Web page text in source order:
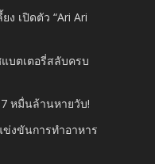
ง เปิดตัว “Ari Ari
บตเตอรี่สลับครบ
หมื่นล้านหายวับ!
ข่งขันการทำอาหาร